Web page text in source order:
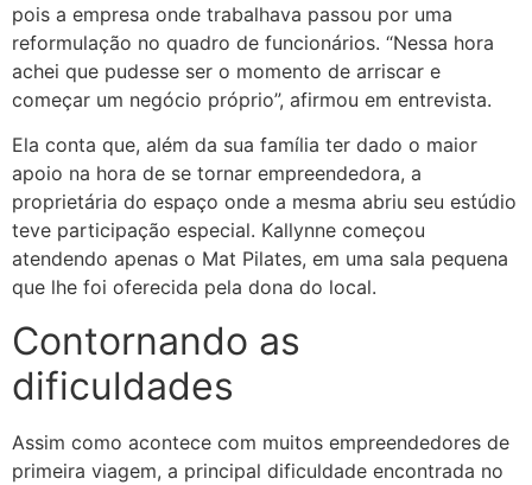
pois a empresa onde trabalhava passou por uma
reformulação no quadro de funcionários. “Nessa hora
achei que pudesse ser o momento de arriscar e
começar um negócio próprio”, afirmou em entrevista.
Ela conta que, além da sua família ter dado o maior
apoio na hora de se tornar empreendedora, a
proprietária do espaço onde a mesma abriu seu estúdio
teve participação especial. Kallynne começou
atendendo apenas o Mat Pilates, em uma sala pequena
que lhe foi oferecida pela dona do local.
Contornando as
dificuldades
Assim como acontece com muitos empreendedores de
primeira viagem, a principal dificuldade encontrada no